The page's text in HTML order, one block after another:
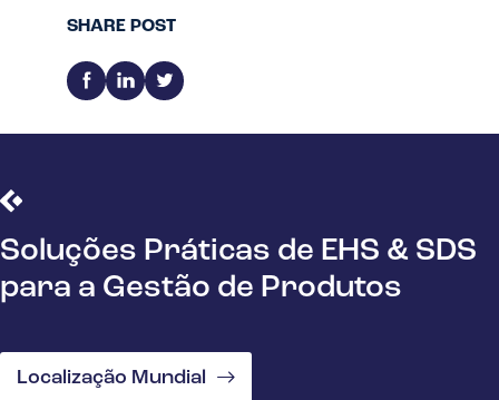
SHARE POST
Soluções Práticas de EHS & SDS
para a Gestão de Produtos
Localização Mundial